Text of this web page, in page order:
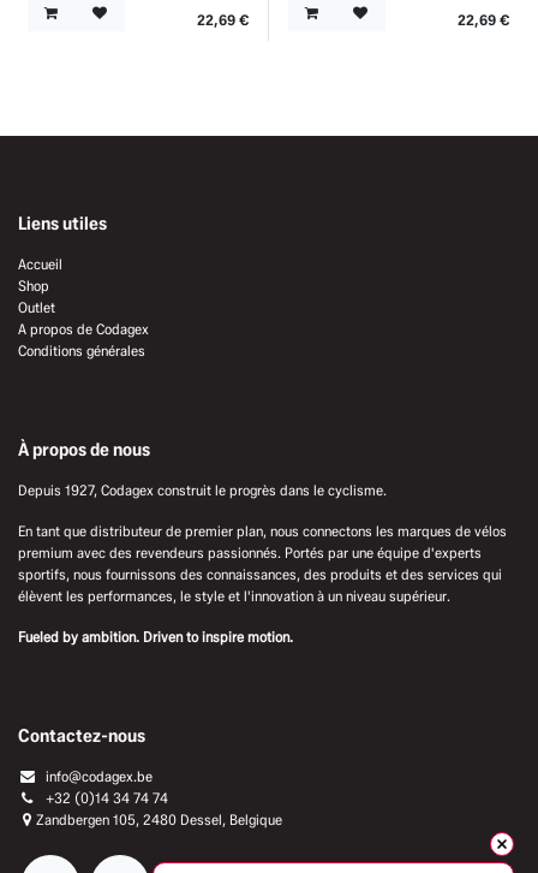
22,69€ 22,69€
Liens utiles
Accueil
Shop
Outlet
A propos de Codagex
Conditions générales
À propos de nous
Depuis 1927, Codagex construit le progrès dans le cyclisme.
En tant que distributeur de premier plan, nous connectons les marques de vélos
premium avec des revendeurs passionnés. Portés par une équipe d'experts
sportifs, nous fournissons des connaissances, des produits et des services qui
élèvent les performances, le style et l'innovation à un niveau supérieur.
Fueled by ambition. Driven to inspire motion.
Contactez-nous
info@codagex.be
+32 (0)14 34 74 74​
Zandbergen 105, 2480 Dessel, Belgique